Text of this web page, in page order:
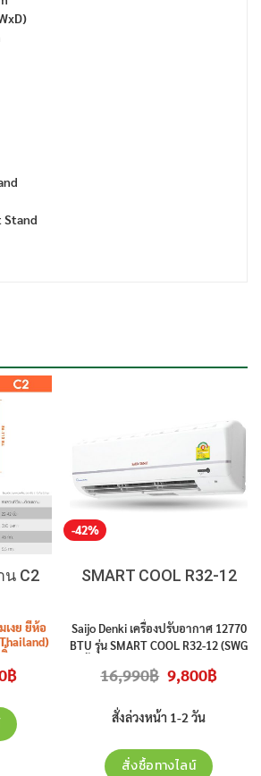
C2
งย ยี่ห้อ
ว
,50 นิ้ว
.
฿Current
price
-42%
SMART COOL R32-12
Saijo Denki เครื่องปรับอากาศ 12770
BTU รุ่น SMART COOL R32-12 (SWG
(ราคาไม่รวมติดตั้ง)
16,990฿ Original
price
16,990฿.
9,800฿Current
price
สั่งล่วงหน้า 1-2 วัน
สั่งซื้อทางไลน์